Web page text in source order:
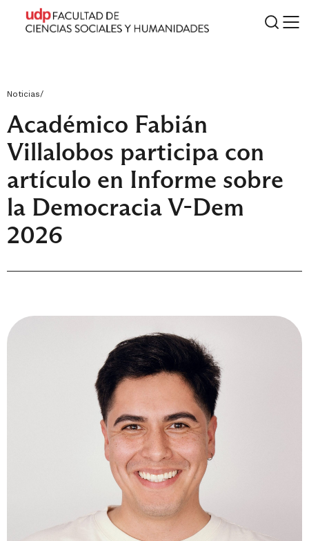
Noticias/
Académico Fabián
Villalobos participa con
artículo en Informe sobre
la Democracia V-Dem
2026